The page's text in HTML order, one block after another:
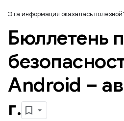
Эта информация оказалась
Бюллетень
Android –
г.